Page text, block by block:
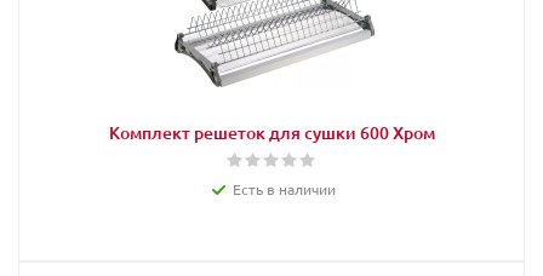
Комплект решеток для сушки 600 Хром
Есть в наличии